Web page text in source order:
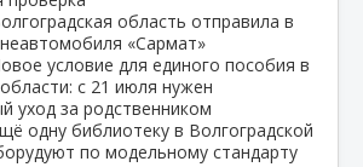
область отправила в
«Сармат»
условие для единого пособия в
с 21 июля нужен
уход за родственником
одну библиотеку в Волгоградской
по модельному стандарту